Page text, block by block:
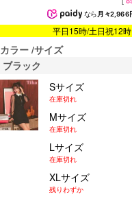
なら月々2,966
平日15時/土日祝12
カラー サイズ
ブラック
Sサイズ
在庫切れ
Mサイズ
在庫切れ
Lサイズ
在庫切れ
XLサイズ
残りわずか